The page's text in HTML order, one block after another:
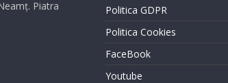
Piatra
Politica GDPR
Politica Cookies
FaceBook
Youtube